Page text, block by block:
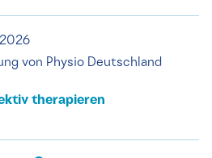
von Physio Deutschland
therapieren